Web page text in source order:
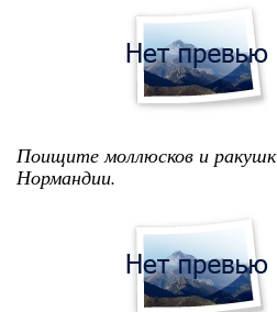
Поищите моллюсков и
Нормандии.